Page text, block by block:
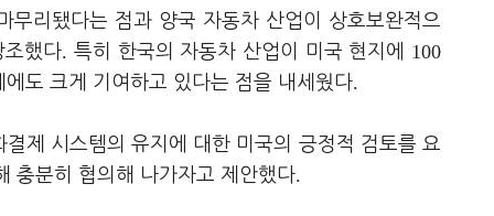
무리됐다는 점과 양국 자동차 산업이 상호보완적으
조했다.특히 한국의 자동차 산업이 미국 현지에 100
도 크게 기여하고 있다는 점을 내세웠다.
제 시스템의 유지에 대한 미국의 긍정적 검토를 요
충분히 협의해 나가자고 제안했다.